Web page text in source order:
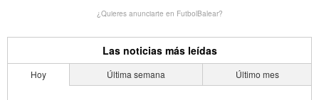
¿Quieres anunciarte en FutbolBalear?
Las noticias más leídas
Hoy Última semana Último mes